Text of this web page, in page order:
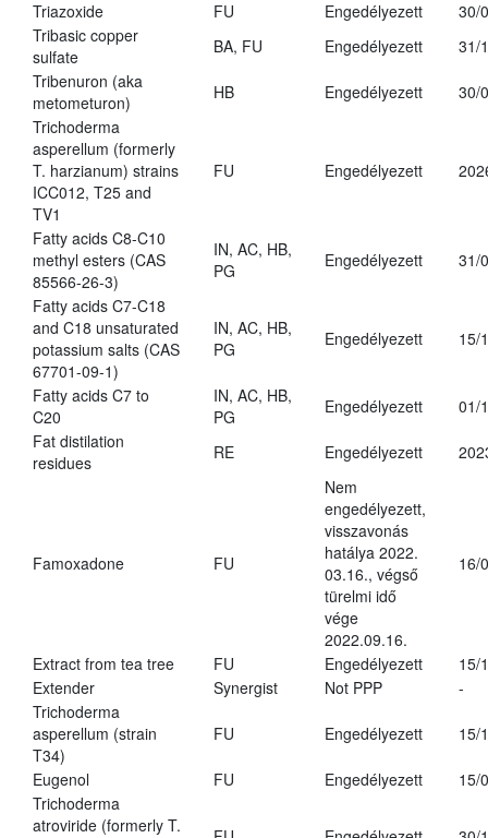
Triazoxide
FU Engedélyezett
30/
Tribasic copper
sulfate
BA, FU Engedélyezett
31/
Tribenuron (aka
metometuron)
HB Engedélyezett
30/
Trichoderma
asperellum (formerly
T. harzianum) strains
ICC012, T25 and
TV1
FU Engedélyezett
Fatty acids C8-C10
methyl esters (CAS
85566-26-3)
IN, AC, HB,
PG
Engedélyezett 31/
Fatty acids C7-C18
and C18 unsaturated
potassium salts (CAS
67701-09-1)
IN, AC, HB,
PG
Engedélyezett 15/
Fatty acids C7 to
C20
IN, AC, HB,
PG
Engedélyezett
01/
Fat distilation
residues
RE Engedélyezett
Famoxadone FU
Nem
engedélyezett,
visszavonás
hatálya 2022.
03.16., végső
türelmi idő
vége
2022.09.16.
16/
Extract from tea tree FU Engedélyezett
15/
Extender
Synergist Not PPP
-
Trichoderma
asperellum (strain
T34)
FU Engedélyezett 15/
Eugenol FU Engedélyezett
15/
Trichoderma
atroviride (formerly T.